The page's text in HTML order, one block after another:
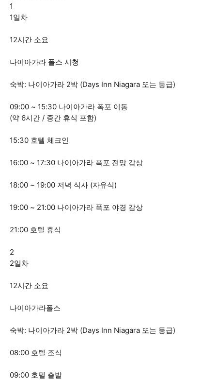
1
1일차
12시간 소요
나이아가라 폴스 시청
숙박: 나이아가라 2박 (Days Inn Niagara 또는 동급)
09:00 ~ 15:30 나이아가라 폭포 이동
(약 6시간 / 중간 휴식 포함)
15:30 호텔 체크인
16:00 ~ 17:30 나이아가라 폭포 전망 감상
18:00 ~ 19:00 저녁 식사 (자유식)
19:00 ~ 21:00 나이아가라 폭포 야경 감상
21:00 호텔 휴식
2
2일차
12시간 소요
나이아가라폴스
숙박: 나이아가라 2박 (Days Inn Niagara 또는 동급)
08:00 호텔 조식
09:00 호텔 출발